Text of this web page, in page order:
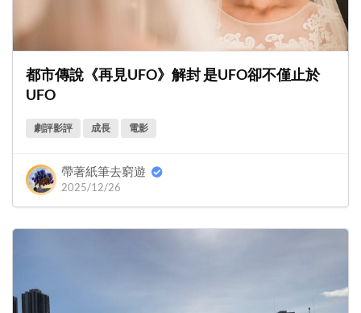
都市傳說《再見UFO》解封 是UFO卻不僅止於
UFO
劇評影評 成長 電影
帶著紙筆去窮遊
2025/12/26